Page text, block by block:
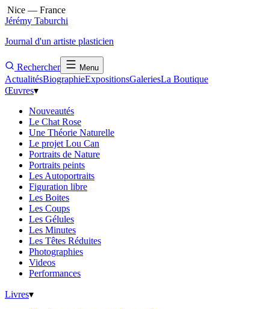
Nice — France
Jérémy Taburchi
Journal d'un artiste plasticien
Rechercher Menu
ActualitésBiographieExpositionsGaleriesLa Boutique
Œuvres▾
Nouveautés
Le Chat Rose
Une Théorie Naturelle
Le projet Lou Can
Portraits de Nature
Portraits peints
Les Autoportraits
Figuration libre
Les Boites
Les Coups
Les Gélules
Les Minutes
Les Têtes Réduites
Photographies
Videos
Performances
Livres▾